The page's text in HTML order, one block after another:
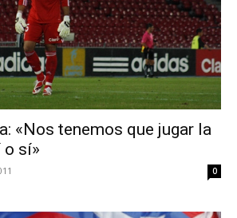
«Nos tenemos que jugar la
o sí»
0